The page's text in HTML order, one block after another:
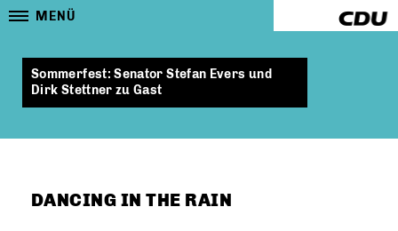
MENÜ
Sommerfest: Senator Stefan Evers und
Dirk Stettner zu Gast
DANCING IN THE RAIN